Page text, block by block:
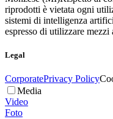
riprodotti è vietata ogni
sistemi di intelligenza
espresso di utilizzare
Legal
CorporatePrivacy Policy
Media
Video
Foto